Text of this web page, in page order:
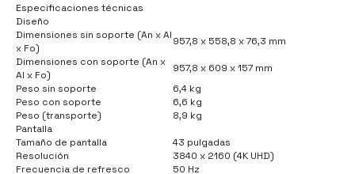
Especificaciones técnicas
Diseño
Dimensiones sin soporte (An x Al
x Fo)
957,8 x 558,8 x 76,3 mm
Dimensiones con soporte (An x
Al x Fo)
957,8 x 609 x 157 mm
Peso sin soporte
6,4 kg
Peso con soporte
6,6 kg
Peso (transporte)
8,9 kg
Pantalla
Tamaño de pantalla
43 pulgadas
Resolución
3840 x 2160 (4K UHD)
Frecuencia de refresco
50 Hz